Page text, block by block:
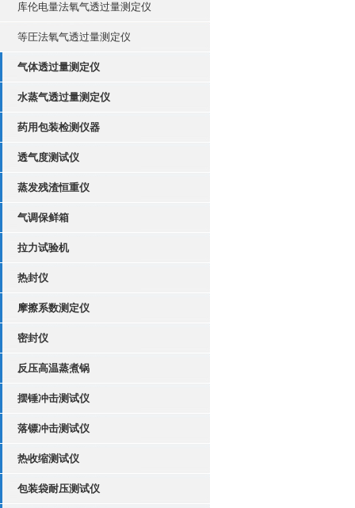
库伦电量法氧气透过量测定仪
等圧法氧气透过量测定仪
气体透过量测定仪
水蒸气透过量测定仪
药用包装检测仪器
透气度测试仪
蒸发残渣恒重仪
气调保鲜箱
拉力试验机
热封仪
摩擦系数测定仪
密封仪
反压高温蒸煮锅
摆锤冲击测试仪
落镖冲击测试仪
热收缩测试仪
包装袋耐压测试仪